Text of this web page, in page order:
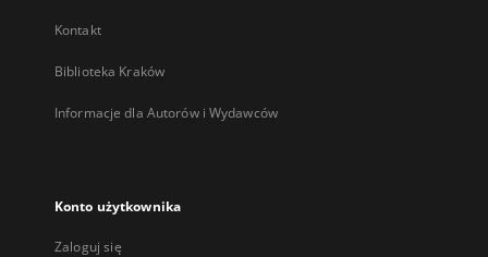
Kontakt
Biblioteka Kraków
Informacje dla Autorów i Wydawców
Konto użytkownika
Zaloguj się